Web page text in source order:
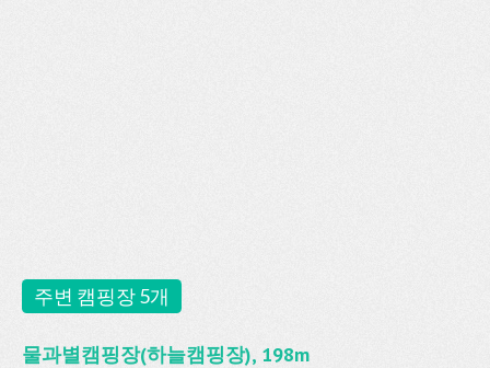
주변 캠핑장 5개
물과별캠핑장(하늘캠핑장), 198m